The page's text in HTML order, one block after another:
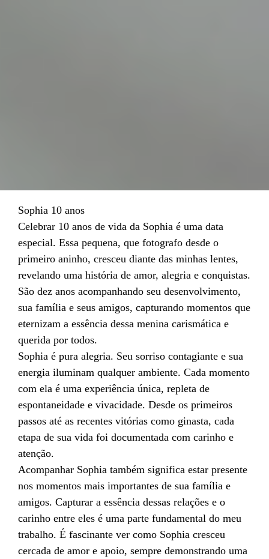
Sophia 10 anos
Celebrar 10 anos de vida da Sophia é uma data
especial. Essa pequena, que fotografo desde o
primeiro aninho, cresceu diante das minhas lentes,
revelando uma história de amor, alegria e conquistas.
São dez anos acompanhando seu desenvolvimento,
sua família e seus amigos, capturando momentos que
eternizam a essência dessa menina carismática e
querida por todos.
Sophia é pura alegria. Seu sorriso contagiante e sua
energia iluminam qualquer ambiente. Cada momento
com ela é uma experiência única, repleta de
espontaneidade e vivacidade. Desde os primeiros
passos até as recentes vitórias como ginasta, cada
etapa de sua vida foi documentada com carinho e
atenção.
Acompanhar Sophia também significa estar presente
nos momentos mais importantes de sua família e
amigos. Capturar a essência dessas relações e o
carinho entre eles é uma parte fundamental do meu
trabalho. É fascinante ver como Sophia cresceu
cercada de amor e apoio, sempre demonstrando uma